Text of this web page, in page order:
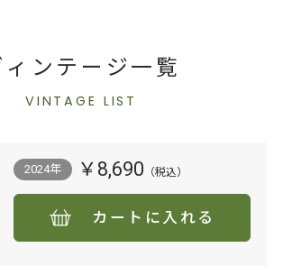
ィンテージ一覧
VINTAGE LIST
2024年 ￥8,690
カートに入れる